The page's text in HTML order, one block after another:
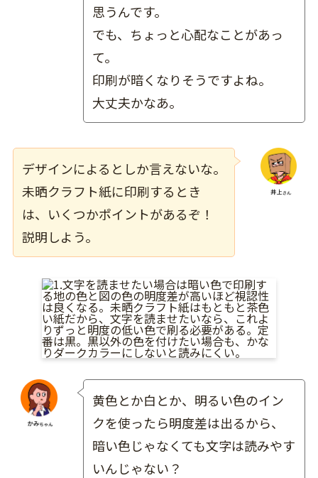
思うんです。
でも、ちょっと心配なことがあっ
て。
印刷が暗くなりそうですよね。
大丈夫かなあ。
デザインによる としか言えないな。
未晒クラフト紙に印刷するとき
は、いくつかポイントがあるぞ！
説明しよう。
黄色とか白とか、明るい色のイン
クを使ったら明度差は出るから、
暗い色じゃなくても文字は読みやす
いんじゃない？